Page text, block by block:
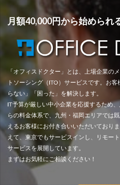
月額40,000円から始められ
「オフィスドクター」とは、上場企業の
トソーシング（ITO）サービスです。お
らない」「困った」を解決します。
IT予算が厳しい中小企業を応援するため
らの料金体系で、九州・福岡エリアでは
えるお客様にお付き合いいただいており
えて、東京でもサービスインし、リモー
サービスを展開しています。
まずはお気軽にご相談ください！